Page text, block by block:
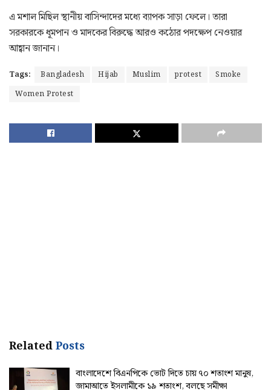
এ মশাল মিছিল স্থানীয় বাসিন্দাদের মধ্যে ব্যাপক সাড়া ফেলে। তারা
সরকারকে ধূমপান ও মাদকের বিরুদ্ধে আরও কঠোর পদক্ষেপ নেওয়ার
আহ্বান জানান।
Tags: Bangladesh Hijab Muslim protest
Smoke
Women Protest
RelatedPosts
বাংলাদেশে বিএনপিকে ভোট দিতে চায় ৭০ শতাংশ মানুষ,
জামাআতে ইসলামীকে ১৯ শতাংশ, বলছে সমীক্ষা